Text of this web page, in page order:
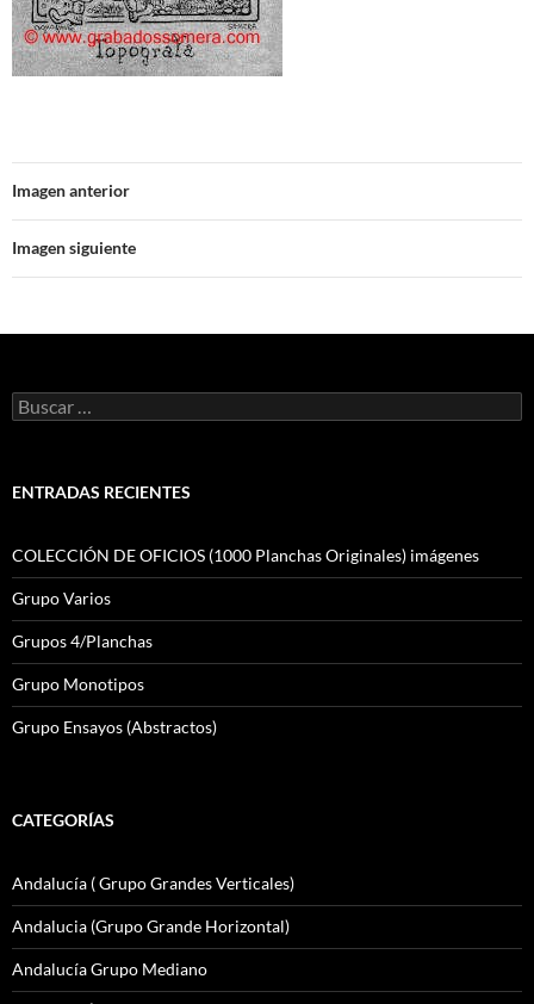
Imagen anterior
Imagen siguiente
Buscar:
ENTRADAS RECIENTES
COLECCIÓN DE OFICIOS (1000 Planchas Originales) imágenes
Grupo Varios
Grupos 4/Planchas
Grupo Monotipos
Grupo Ensayos (Abstractos)
CATEGORÍAS
Andalucía ( Grupo Grandes Verticales)
Andalucia (Grupo Grande Horizontal)
Andalucía Grupo Mediano